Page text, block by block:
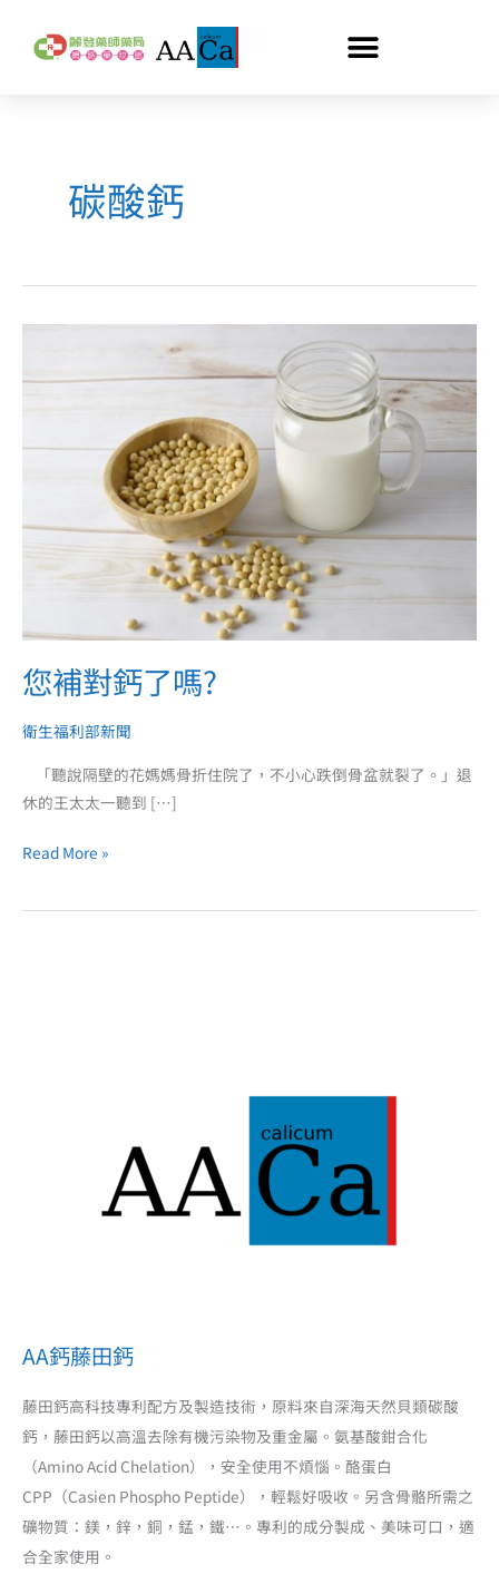
碳酸鈣
您補對鈣了嗎?
衛生福利部新聞
「聽說隔壁的花媽媽骨折住院了，不小心跌倒骨盆就裂了。」退
休的王太太一聽到 […]
了
Read More »
AA鈣藤田鈣
藤田鈣高科技專利配方及製造技術，原料來自深海天然貝類碳酸
鈣，藤田鈣以高溫去除有機污染物及重金屬。氨基酸鉗合化
（Amino Acid Chelation），安全使用不煩惱。酪蛋白
CPP（Casien Phospho Peptide），輕鬆好吸收。另含骨骼所需之
礦物質：鎂，鋅，銅，錳，鐵…。專利的成分製成、美味可口，適
合全家使用。